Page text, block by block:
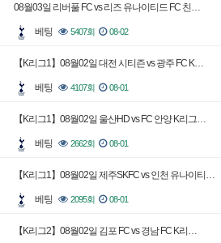
08월03일 리버풀 FC vs 리즈 유나이티드 FC 친…
베팅 5407회 08-02
【K리그1】08월02일 대전 시티즌 vs 광주 FC K…
베팅 4107회 08-01
【K리그1】08월02일 울산HD vs FC 안양 K리그…
베팅 2662회 08-01
【K리그1】08월02일 제주SKFC vs 인천 유나이티…
베팅 2095회 08-01
【K리그2】08월02일 김포 FC vs 경남 FC K리…